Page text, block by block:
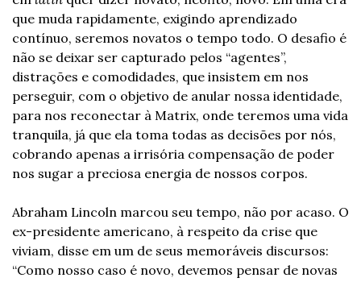
que muda rapidamente, exigindo aprendizado
contínuo, seremos novatos o tempo todo. O desafio é
não se deixar ser capturado pelos “agentes”,
distrações e comodidades, que insistem em nos
perseguir, com o objetivo de anular nossa identidade,
para nos reconectar à Matrix, onde teremos uma vida
tranquila, já que ela toma todas as decisões por nós,
cobrando apenas a irrisória compensação de poder
nos sugar a preciosa energia de nossos corpos.
Abraham Lincoln marcou seu tempo, não por acaso. O
ex-presidente americano, à respeito da crise que
viviam, disse em um de seus memoráveis discursos:
“Como nosso caso é novo, devemos pensar de novas